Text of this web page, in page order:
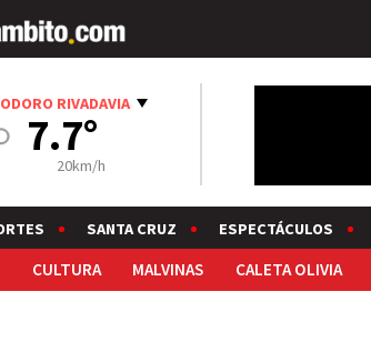
RIVADAVIA
7.7°
20km/h
SANTA CRUZ ESPECTÁCULOS
CULTURA MALVINAS CALETA OLIVIA